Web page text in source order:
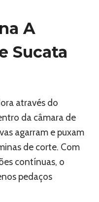
A
Sucata
através do
da câmara de
agarram e puxam
de corte. Com
contínuas, o
pedaços